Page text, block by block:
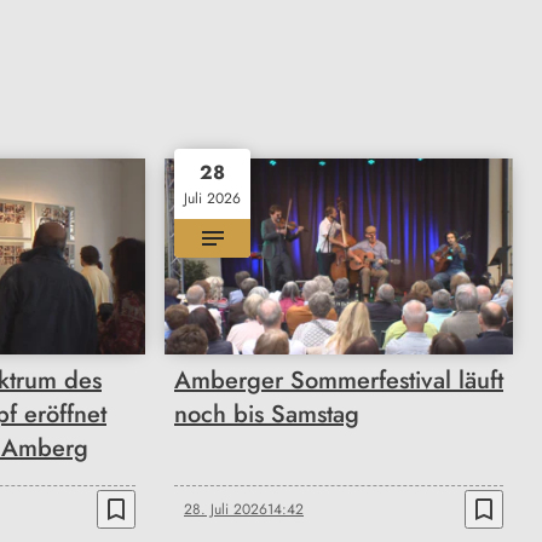
des
eröffnet
bookmark_border
28
Juli 2026
Amberger Sommerfestival läuft
noch bis Samstag
28. Juli 202614:42 bookmark_border